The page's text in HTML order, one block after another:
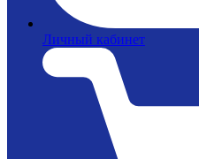
Личный кабинет